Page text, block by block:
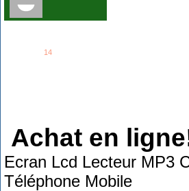
14members...
Achat en
Ecran Lcd Lecteur MP3
Téléphone Mobile